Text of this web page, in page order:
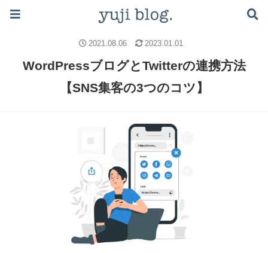
ブログの始め方 WordPress設定
WordPressブログとTwitterの連携方法
【SNS集客の3つのコツ】
2021.08.06 2023.01.01